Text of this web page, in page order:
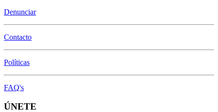
Denunciar
Contacto
Políticas
FAQ's
ÚNETE